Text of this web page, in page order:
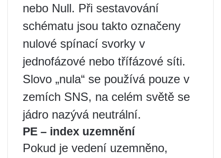
nebo Null. Při sestavování
schématu jsou takto označeny
nulové spínací svorky v
jednofázové nebo třífázové síti.
Slovo „nula“ se používá pouze v
zemích SNS, na celém světě se
jádro nazývá neutrální.
PE – index uzemnění
Pokud je vedení uzemněno,